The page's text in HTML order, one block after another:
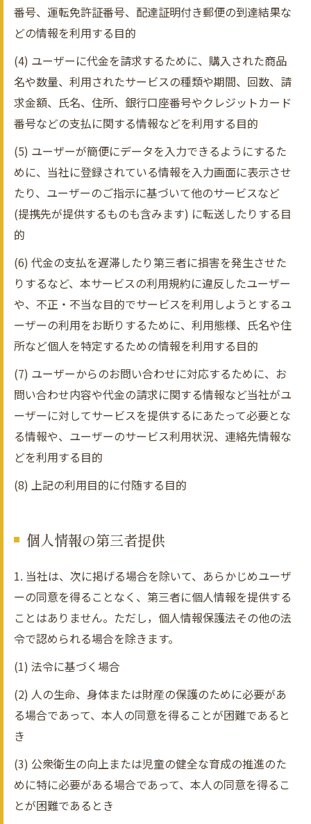
番号、運転免許証番号、配達証明付き郵便の到達結果な
どの情報を利用する目的
(4) ユーザーに代金を請求するために、購入された商品
名や数量、利用されたサービスの種類や期間、回数、請
求金額、氏名、住所、銀行口座番号やクレジットカード
番号などの支払に関する情報などを利用する目的
(5) ユーザーが簡便にデータを入力できるようにするた
めに、当社に登録されている情報を入力画面に表示させ
たり、ユーザーのご指示に基づいて他のサービスなど
(提携先が提供するものも含みます) に転送したりする目
的
(6) 代金の支払を遅滞したり第三者に損害を発生させた
りするなど、本サービスの利用規約に違反したユーザー
や、不正・不当な目的でサービスを利用しようとするユ
ーザーの利用をお断りするために、利用態様、氏名や住
所など個人を特定するための情報を利用する目的
(7) ユーザーからのお問い合わせに対応するために、お
問い合わせ内容や代金の請求に関する情報など当社がユ
ーザーに対してサービスを提供するにあたって必要とな
る情報や、ユーザーのサービス利用状況、連絡先情報な
どを利用する目的
(8) 上記の利用目的に付随する目的
個人情報の第三者提供
1. 当社は、次に掲げる場合を除いて、あらかじめユーザ
ーの同意を得ることなく、第三者に個人情報を提供する
ことはありません。ただし，個人情報保護法その他の法
令で認められる場合を除きます。
(1) 法令に基づく場合
(2) 人の生命、身体または財産の保護のために必要があ
る場合であって、本人の同意を得ることが困難であると
き
(3) 公衆衛生の向上または児童の健全な育成の推進のた
めに特に必要がある場合であって、本人の同意を得るこ
とが困難であるとき